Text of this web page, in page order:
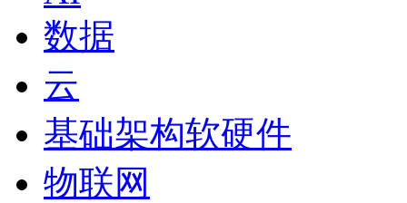
数据
云
基础架构软硬件
物联网